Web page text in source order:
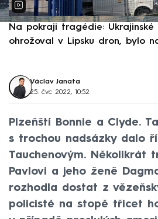
Na pokraji tragédie:
ohrožoval v Lipsku dron, bylo
Václav Janata
25. čvc 2022, 10:52
Plzeňští Bonnie a Clyde.
s trochou nadsázky dalo
Tauchenovým. Několikrát
Pavlovi a jeho ženě
rozhodla dostat z
policisté na stopě třicet